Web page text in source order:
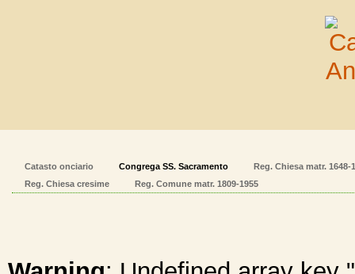
Catasto onciario Congrega SS. Sacramento
Reg. Chiesa matr. 1648-
Reg. Chiesa cresime
Reg. Comune matr. 1809-1955